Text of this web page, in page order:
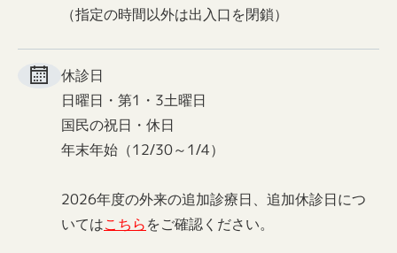
（指定の時間以外は出入口を閉鎖）
休診日
日曜日・第1・3土曜日
国民の祝日・休日
年末年始（12/30～1/4）
2026年度の外来の追加診療日、追加休診日につ
いてはこちらをご確認ください。